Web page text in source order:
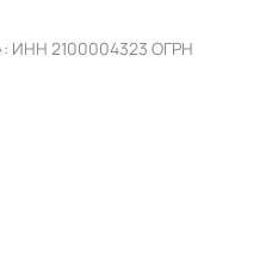
ИНН 2100004323 ОГРН